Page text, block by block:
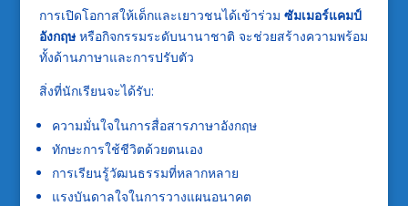
การเปิดโอกาสให้เด็กและเยาวชนได้เข้าร่วม ซัมเมอร์แคมป์
อังกฤษหรือกิจกรรมระดับนานาชาติ จะช่วยสร้างความพร้อม
ทั้งด้านภาษาและการปรับตัว
สิ่งที่นักเรียนจะได้รับ:
ความมั่นใจในการสื่อสารภาษาอังกฤษ
ทักษะการใช้ชีวิตด้วยตนเอง
การเรียนรู้วัฒนธรรมที่หลากหลาย
แรงบันดาลใจในการวางแผนอนาคต